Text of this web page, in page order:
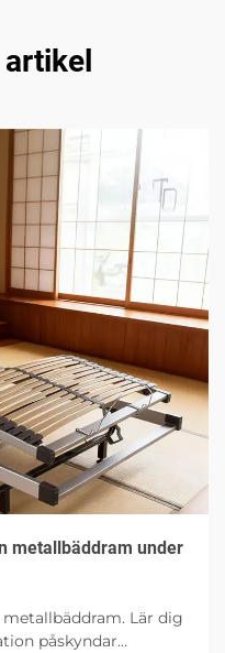
metallbäddram under
Lär dig
påskyndar